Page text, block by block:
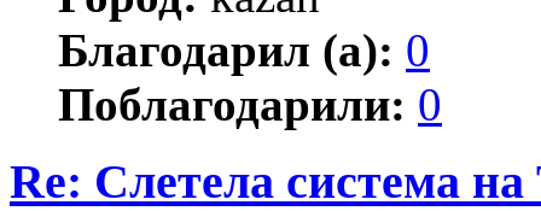
Благодарил (а): 0
Поблагодарили: 0
Re: Слетела система